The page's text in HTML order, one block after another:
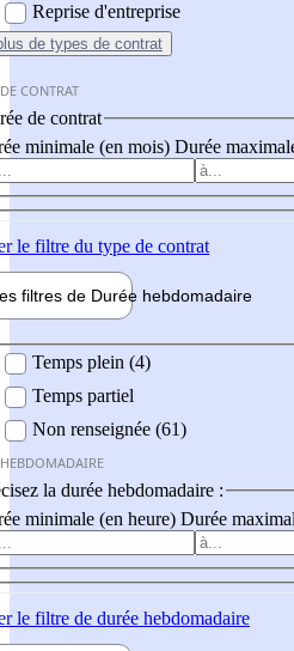
Reprise d'entreprise
de types de contrat
CONTRAT
de contrat
minimale (en mois) Durée
le filtre du type de contrat
filtres de Durée hebdomadaire
Temps plein (4)
Temps partiel
Non renseignée (61)
la durée hebdomadaire :
minimale (en heure) Durée
le filtre de durée hebdomadaire